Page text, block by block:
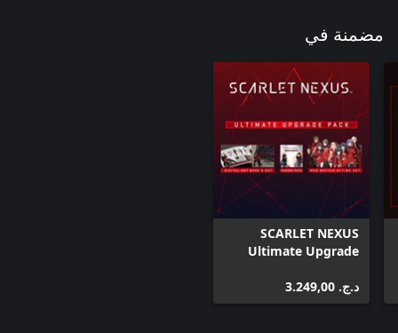
مضمنة في
SCARLET NEXUS
Ultimate Upgrade
د.ج.‏ 3.249,00